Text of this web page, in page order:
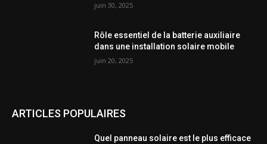
juin 30, 2025
Rôle essentiel de la batterie auxiliaire
dans une installation solaire mobile
juin 20, 2025
ARTICLES POPULAIRES
Quel panneau solaire est le plus efficace